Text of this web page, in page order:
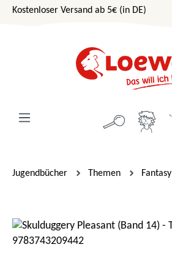
Zum Hauptinhalt springen
Kostenloser Versand ab 5€ (in DE)
Jugendbücher Themen Fantasy
Bildergalerie überspringen